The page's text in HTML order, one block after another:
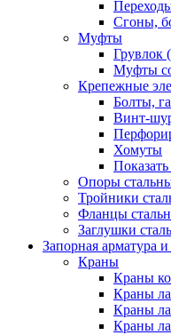
Сгоны,
Муфты
Грувлок
Муфты
Крепежные
Болты,
Винт-
Хомуты
Показать
Опоры
Тройники
Фланцы
Заглушки
Запорная арматура
Краны
Краны
Краны
Краны
Краны